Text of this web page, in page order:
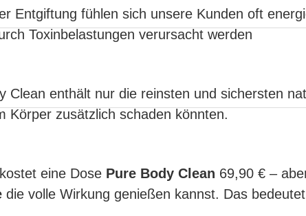
Entgiftung fühlen sich unsere Kunden oft
Toxinbelastungen verursacht werden
Clean enthält nur die reinsten und sichersten
Körper zusätzlich schaden könnten.
eine Dose Pure Body Clean 69,90 € –
die volle Wirkung genießen kannst. Das